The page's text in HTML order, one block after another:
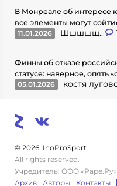
В Монреале об интересе
все элементы могут
11.01.2026
Шшшшщ..
Финны об отказе
статусе: наверное, опять
05.01.2026
костя
© 2026. InoProSport
All rights reserved.
Учредитель: ООО «Раре.Ру»
Архив
Авторы Контакты